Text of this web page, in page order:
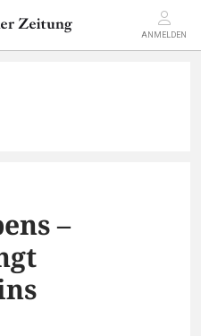
ANMELDEN
–